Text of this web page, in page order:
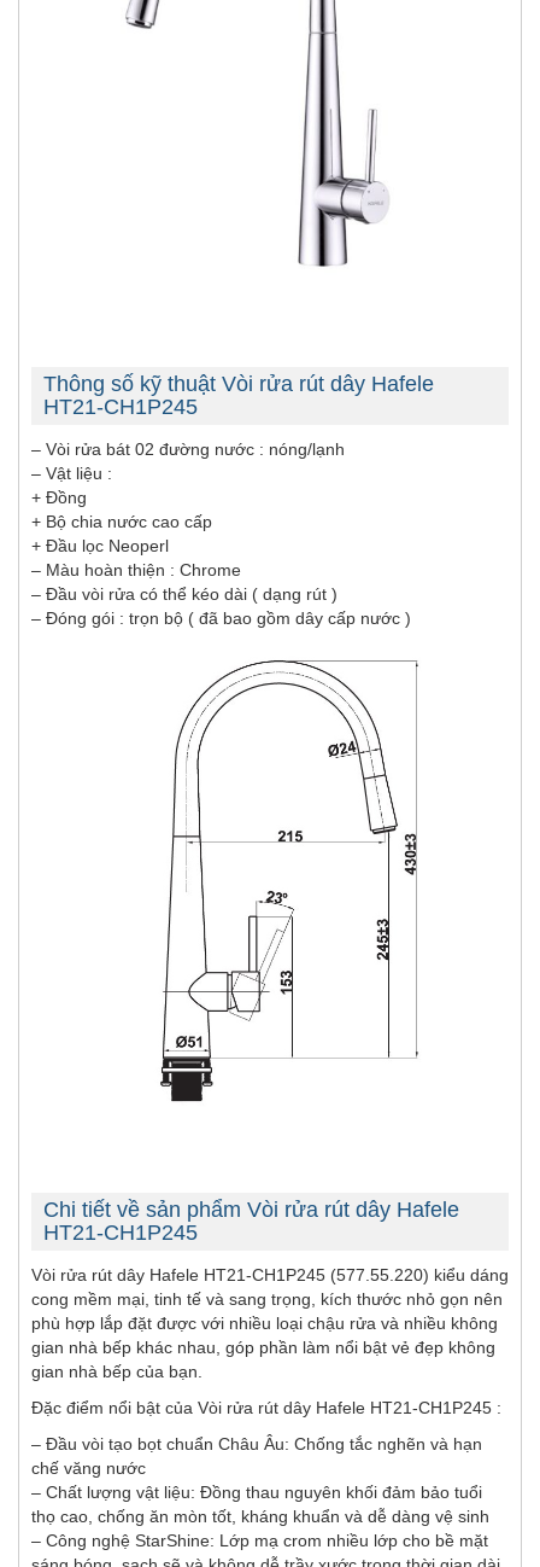
Thông số kỹ thuật Vòi rửa rút dây Hafele
HT21-CH1P245
– Vòi rửa bát 02 đường nước : nóng/lạnh
– Vật liệu :
+ Đồng
+ Bộ chia nước cao cấp
+ Đầu lọc Neoperl
– Màu hoàn thiện : Chrome
– Đầu vòi rửa có thể kéo dài ( dạng rút )
– Đóng gói : trọn bộ ( đã bao gồm dây cấp nước )
Chi tiết về sản phẩm Vòi rửa rút dây Hafele
HT21-CH1P245
Vòi rửa rút dây Hafele HT21-CH1P245 (577.55.220) kiểu dáng
cong mềm mại, tinh tế và sang trọng, kích thước nhỏ gọn nên
phù hợp lắp đặt được với nhiều loại chậu rửa và nhiều không
gian nhà bếp khác nhau, góp phần làm nổi bật vẻ đẹp không
gian nhà bếp của bạn.
Đặc điểm nổi bật của Vòi rửa rút dây Hafele HT21-CH1P245 :
– Đầu vòi tạo bọt chuẩn Châu Âu: Chống tắc nghẽn và hạn
chế văng nước
– Chất lượng vật liệu: Đồng thau nguyên khối đảm bảo tuổi
thọ cao, chống ăn mòn tốt, kháng khuẩn và dễ dàng vệ sinh
– Công nghệ StarShine: Lớp mạ crom nhiều lớp cho bề mặt